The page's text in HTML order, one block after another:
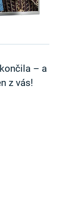
– a
z vás!